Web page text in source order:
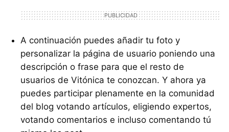
A continuación puedes añadir tu foto y
personalizar la página de usuario poniendo una
descripción o frase para que el resto de
usuarios de Vitónica te conozcan. Y ahora ya
puedes participar plenamente en la comunidad
del blog votando artículos, eligiendo expertos,
votando comentarios e incluso comentando tú